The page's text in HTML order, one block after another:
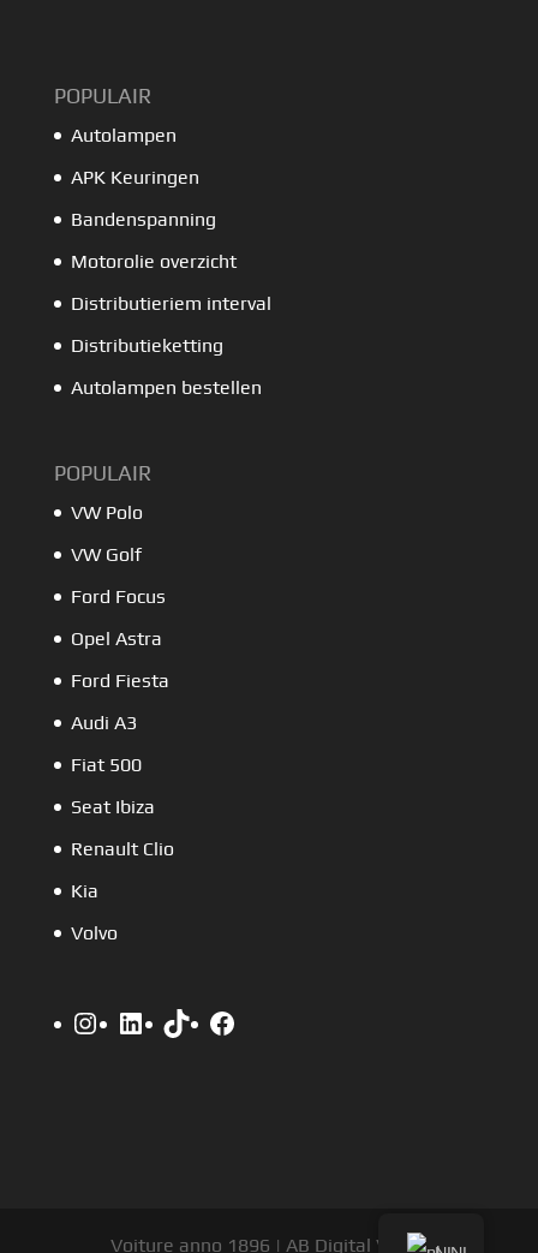
POPULAIR
Autolampen
APK Keuringen
Bandenspanning
Motorolie overzicht
Distributieriem interval
Distributieketting
Autolampen bestellen
POPULAIR
VW Polo
VW Golf
Ford Focus
Opel Astra
Ford Fiesta
Audi A3
Fiat 500
Seat Ibiza
Renault Clio
Kia
Volvo
Instagram
LinkedIn
TikTokFacebook
Voiture anno 1896 | AB Digital V.O.F.